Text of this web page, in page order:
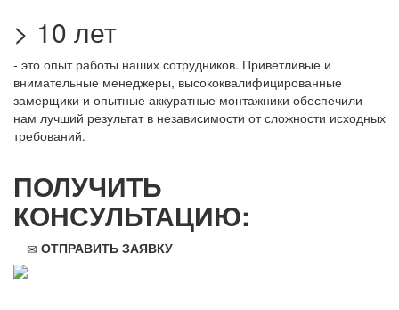
> 10 лет
- это опыт работы наших сотрудников. Приветливые и
внимательные менеджеры, высококвалифицированные
замерщики и опытные аккуратные монтажники обеспечили
нам лучший результат в независимости от сложности исходных
требований.
ПОЛУЧИТЬ
КОНСУЛЬТАЦИЮ:
ОТПРАВИТЬ ЗАЯВКУ